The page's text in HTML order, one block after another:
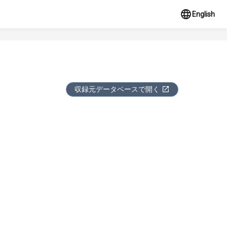
English
収録元データベースで開く